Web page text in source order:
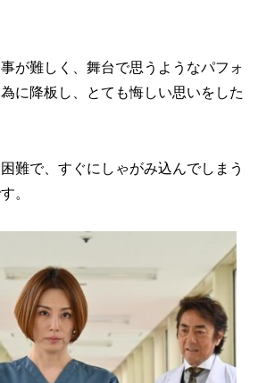
が難しく、舞台で思うようなパフォ
に降板し、とても悔しい思いをした
難で、すぐにしゃがみ込んでしまう
。